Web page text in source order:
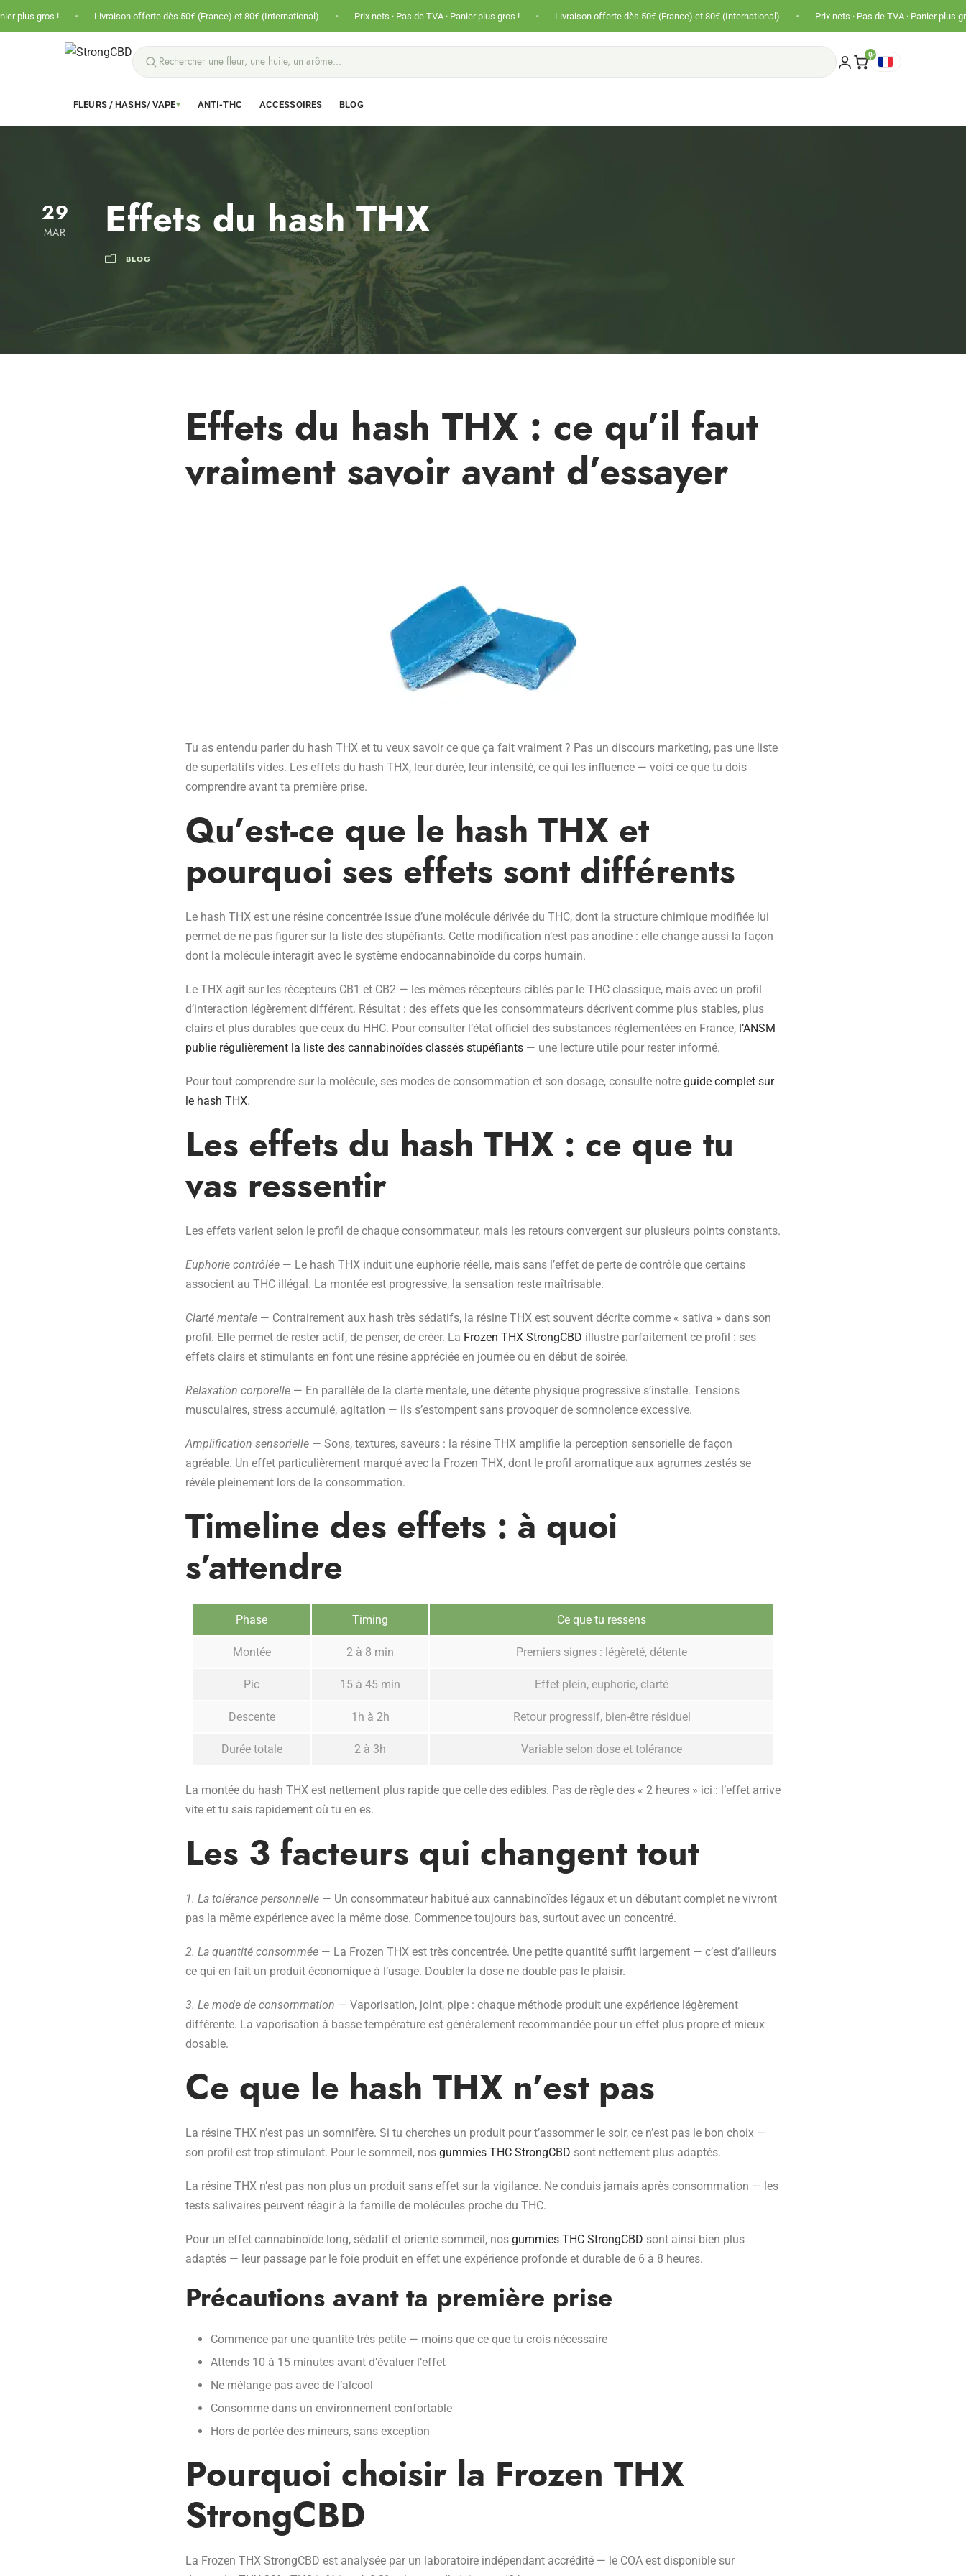
• Livraison offerte dès 50€ (France) et 80€ (International) • Prix nets · Pas de TVA · Panier plus gros ! • Livraison offerte dès 50€ (France) et 80€ (International) • Prix nets · Pas de TVA · Panier plus gros ! •
0
FLEURS / HASHS/ VAPE▾ ANTI-THC ACCESSOIRES BLOG
29
MAR Effets du hash THX
BLOG
Effets du hash THX : ce qu’il faut
vraiment savoir avant d’essayer
Tu as entendu parler du hash THX et tu veux savoir ce que ça fait vraiment ? Pas un discours marketing, pas une liste
de superlatifs vides. Les effets du hash THX, leur durée, leur intensité, ce qui les influence — voici ce que tu dois
comprendre avant ta première prise.
Qu’est-ce que le hash THX et
pourquoi ses effets sont différents
Le hash THX est une résine concentrée issue d’une molécule dérivée du THC, dont la structure chimique modifiée lui
permet de ne pas figurer sur la liste des stupéfiants. Cette modification n’est pas anodine : elle change aussi la façon
dont la molécule interagit avec le système endocannabinoïde du corps humain.
Le THX agit sur les récepteurs CB1 et CB2 — les mêmes récepteurs ciblés par le THC classique, mais avec un profil
d’interaction légèrement différent. Résultat : des effets que les consommateurs décrivent comme plus stables, plus
clairs et plus durables que ceux du HHC. Pour consulter l’état officiel des substances réglementées en France, l’ANSM
publie régulièrement la liste des cannabinoïdes classés stupéfiants — une lecture utile pour rester informé.
Pour tout comprendre sur la molécule, ses modes de consommation et son dosage, consulte notre guide complet sur
le hash THX.
Les effets du hash THX : ce que tu
vas ressentir
Les effets varient selon le profil de chaque consommateur, mais les retours convergent sur plusieurs points constants.
Euphorie contrôlée — Le hash THX induit une euphorie réelle, mais sans l’effet de perte de contrôle que certains
associent au THC illégal. La montée est progressive, la sensation reste maîtrisable.
Clarté mentale — Contrairement aux hash très sédatifs, la résine THX est souvent décrite comme « sativa » dans son
profil. Elle permet de rester actif, de penser, de créer. La Frozen THX StrongCBD illustre parfaitement ce profil : ses
effets clairs et stimulants en font une résine appréciée en journée ou en début de soirée.
Relaxation corporelle — En parallèle de la clarté mentale, une détente physique progressive s’installe. Tensions
musculaires, stress accumulé, agitation — ils s’estompent sans provoquer de somnolence excessive.
Amplification sensorielle — Sons, textures, saveurs : la résine THX amplifie la perception sensorielle de façon
agréable. Un effet particulièrement marqué avec la Frozen THX, dont le profil aromatique aux agrumes zestés se
révèle pleinement lors de la consommation.
Timeline des effets : à quoi
s’attendre
Phase Timing Ce que tu ressens
Montée 2 à 8 min Premiers signes : légèreté, détente
Pic 15 à 45 min Effet plein, euphorie, clarté
Descente 1h à 2h Retour progressif, bien-être résiduel
Durée totale 2 à 3h Variable selon dose et tolérance
La montée du hash THX est nettement plus rapide que celle des edibles. Pas de règle des « 2 heures » ici : l’effet arrive
vite et tu sais rapidement où tu en es.
Les 3 facteurs qui changent tout
1. La tolérance personnelle — Un consommateur habitué aux cannabinoïdes légaux et un débutant complet ne vivront
pas la même expérience avec la même dose. Commence toujours bas, surtout avec un concentré.
2. La quantité consommée — La Frozen THX est très concentrée. Une petite quantité suffit largement — c’est d’ailleurs
ce qui en fait un produit économique à l’usage. Doubler la dose ne double pas le plaisir.
3. Le mode de consommation — Vaporisation, joint, pipe : chaque méthode produit une expérience légèrement
différente. La vaporisation à basse température est généralement recommandée pour un effet plus propre et mieux
dosable.
Ce que le hash THX n’est pas
La résine THX n’est pas un somnifère. Si tu cherches un produit pour t’assommer le soir, ce n’est pas le bon choix —
son profil est trop stimulant. Pour le sommeil, nos gummies THC StrongCBD sont nettement plus adaptés.
La résine THX n’est pas non plus un produit sans effet sur la vigilance. Ne conduis jamais après consommation — les
tests salivaires peuvent réagir à la famille de molécules proche du THC.
Pour un effet cannabinoïde long, sédatif et orienté sommeil, nos gummies THC StrongCBD sont ainsi bien plus
adaptés — leur passage par le foie produit en effet une expérience profonde et durable de 6 à 8 heures.
Précautions avant ta première prise
Commence par une quantité très petite — moins que ce que tu crois nécessaire
Attends 10 à 15 minutes avant d’évaluer l’effet
Ne mélange pas avec de l’alcool
Consomme dans un environnement confortable
Hors de portée des mineurs, sans exception
Pourquoi choisir la Frozen THX
StrongCBD
La Frozen THX StrongCBD est analysée par un laboratoire indépendant accrédité — le COA est disponible sur